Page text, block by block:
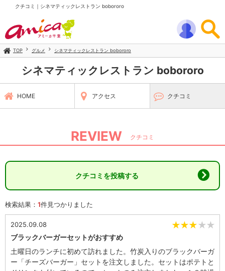
クチコミ｜シネマティックレストラン bobororo
TOP グルメ シネマティックレストラン bobororo
シネマティックレストラン bobororo
HOME アクセス クチコミ
REVIEW クチコミ
クチコミを投稿する
検索結果： 1件見つかりました
★★★★★
2025.09.08
ブラックバーガーセットがおすすめ
土曜日のランチに初めて訪れました。竹炭入りのブラックバーガ
ー「チーズバーガー」セットを注文しました。セットはポテトと